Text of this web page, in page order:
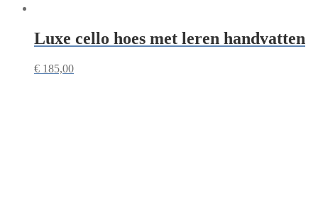
Luxe cello hoes met leren handvatten
€ 185,00